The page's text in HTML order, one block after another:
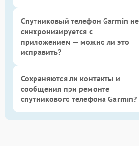
Спутниковый телефон Garmin не
синхронизируется с
приложением — можно ли это
исправить?
Сохраняются ли контакты и
сообщения при ремонте
спутникового телефона Garmin?